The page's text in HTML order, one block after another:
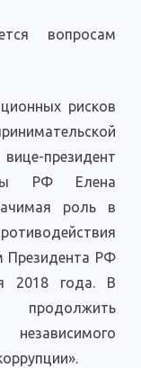
вопросам
рисков
президент
РФ Елена
роль в
Президента РФ
2018 года. В
продолжить